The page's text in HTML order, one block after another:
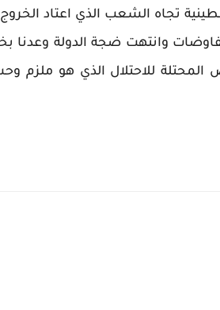
تجاه الشعب الذي اعتاد
وانتهت ضجة الدولة وعدنا
للاحتلال الذي هو ملزم